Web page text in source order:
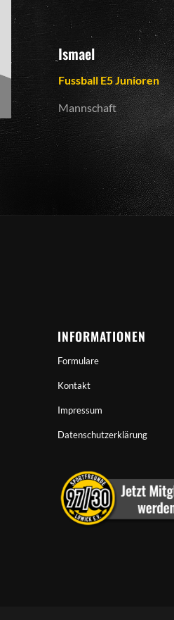
Ismael
Fussball E5 Junioren
Mannschaft
INFORMATIONEN
Formulare
Kontakt
Impressum
Datenschutzerklärung